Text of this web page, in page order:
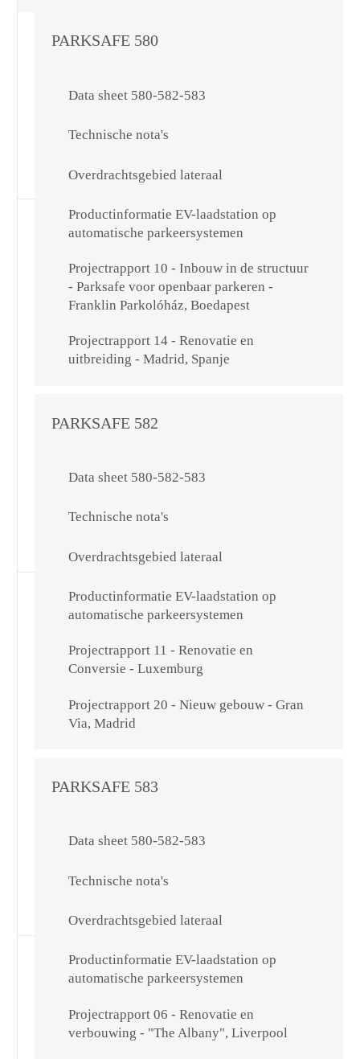
PARKSAFE 580
Data sheet 580-582-583
Technische nota's
Overdrachtsgebied lateraal
Productinformatie EV-laadstation op
automatische parkeersystemen
Projectrapport 10 - Inbouw in de structuur
- Parksafe voor openbaar parkeren -
Franklin Parkolóház, Boedapest
Projectrapport 14 - Renovatie en
uitbreiding - Madrid, Spanje
PARKSAFE 582
Data sheet 580-582-583
Technische nota's
Overdrachtsgebied lateraal
Productinformatie EV-laadstation op
automatische parkeersystemen
Projectrapport 11 - Renovatie en
Conversie - Luxemburg
Projectrapport 20 - Nieuw gebouw - Gran
Via, Madrid
PARKSAFE 583
Data sheet 580-582-583
Technische nota's
Overdrachtsgebied lateraal
Productinformatie EV-laadstation op
automatische parkeersystemen
Projectrapport 06 - Renovatie en
verbouwing - "The Albany", Liverpool